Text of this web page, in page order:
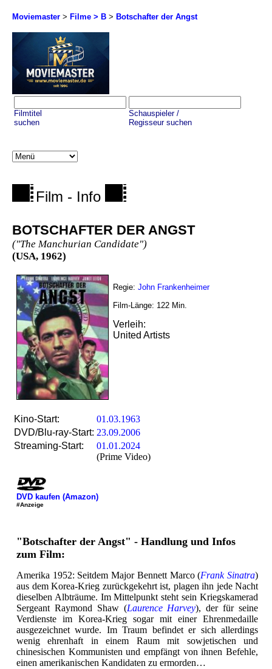
Moviemaster > Filme > B > Botschafter der Angst
Filmtitel
suchen
Schauspieler /
Regisseur suchen
Film - Info
BOTSCHAFTER DER ANGST
("The Manchurian Candidate")
(USA, 1962)
Regie: John Frankenheimer
Film-Länge: 122 Min.
Verleih:
United Artists
Kino-Start:
01.03.1963
DVD/Blu-ray-Start: 23.09.2006
Streaming-Start:
01.01.2024
(Prime Video)
DVD kaufen (Amazon)
#Anzeige
"Botschafter der Angst" - Handlung und Infos
zum Film:
Amerika 1952: Seitdem Major Bennett Marco (Frank Sinatra)
aus dem Korea-Krieg zurückgekehrt ist, plagen ihn jede Nacht
dieselben Albträume. Im Mittelpunkt steht sein Kriegskamerad
Sergeant Raymond Shaw (Laurence Harvey), der für seine
Verdienste im Korea-Krieg sogar mit einer Ehrenmedaille
ausgezeichnet wurde. Im Traum befindet er sich allerdings
wenig ehrenhaft in einem Raum mit sowjetischen und
chinesischen Kommunisten und empfängt von ihnen Befehle,
einen amerikanischen Kandidaten zu ermorden…